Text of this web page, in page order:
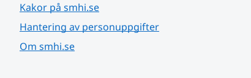
Kakor på smhi.se
Hantering av personuppgifter
Om smhi.se